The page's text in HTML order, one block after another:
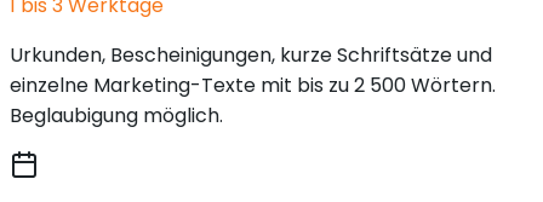
Urkunden, Bescheinigungen, kurze Schriftsätze und
einzelne Marketing-Texte mit bis zu 2 500 Wörtern.
Beglaubigung möglich.